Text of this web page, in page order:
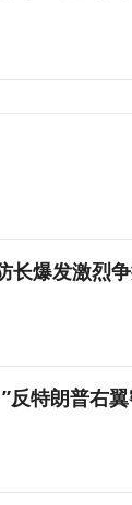
长爆发激烈
反特朗普右